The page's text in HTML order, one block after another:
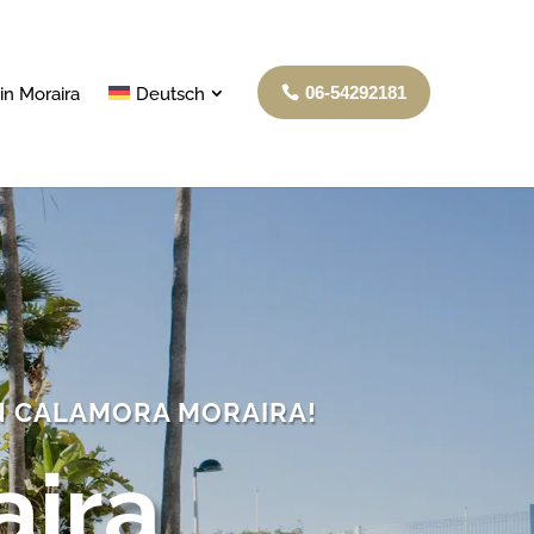
Moraira Deutsch 06-54292181
CALAMORA MORAIRA!